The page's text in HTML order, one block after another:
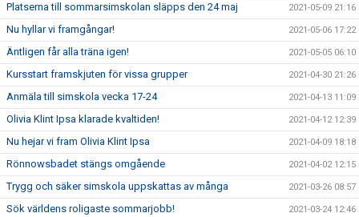
Platserna till sommarsimskolan släpps den 24 maj 2021-05-09 21:16
Nu hyllar vi framgångar! 2021-05-06 17:22
Äntligen får alla träna igen! 2021-05-05 06:10
Kursstart framskjuten för vissa grupper 2021-04-30 21:26
Anmäla till simskola vecka 17-24 2021-04-13 11:09
Olivia Klint Ipsa klarade kvaltiden! 2021-04-12 12:39
Nu hejar vi fram Olivia Klint Ipsa 2021-04-09 18:18
Rönnowsbadet stängs omgående 2021-04-02 12:15
Trygg och säker simskola uppskattas av många 2021-03-26 08:57
Sök världens roligaste sommarjobb! 2021-03-24 12:46